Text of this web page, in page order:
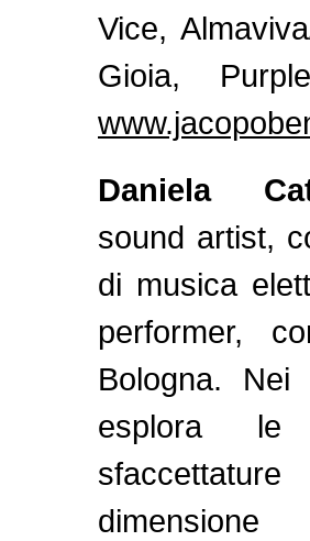
Vice,
Gioia,
Daniela
sound artist,
di musica
performer,
Bologna. Nei
esplora le